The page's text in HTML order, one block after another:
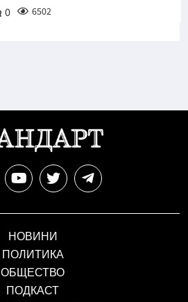
0 6502
НОВИНИ
ПОЛИТИКА
ОБЩЕСТВО
ПОДКАСТ